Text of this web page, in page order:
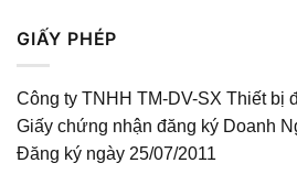
GIẤY PHÉP
Công ty TNHH TM-DV-SX Thiết bị
Giấy chứng nhận đăng ký Doanh
Đăng ký ngày 25/07/2011